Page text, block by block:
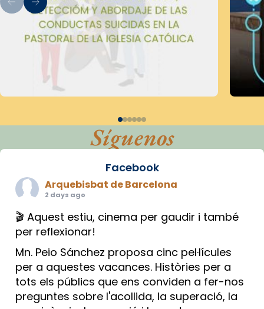
Síguenos
Facebook
Arquebisbat de Barcelona
2 days ago
🎬 Aquest estiu, cinema per gaudir i també
per reflexionar!
Mn. Peio Sánchez proposa cinc pel·lícules
per a aquestes vacances. Històries per a
tots els públics que ens conviden a fer-nos
preguntes sobre l'acollida, la superació, la